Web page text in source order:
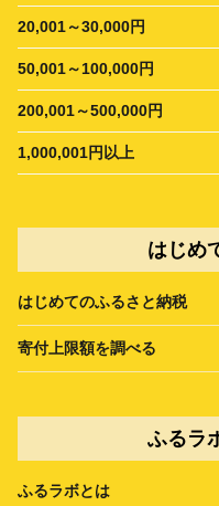
20,001～30,000円
50,001～100,000円
200,001～500,000円
1,000,001円以上
はじめ
はじめてのふるさと納税
寄付上限額を調べる
ふるラ
ふるラボとは